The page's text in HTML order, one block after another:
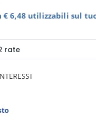
€ 6,48 utilizzabili sul